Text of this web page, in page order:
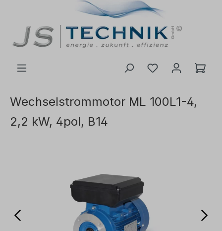
Wechselstrommotor ML 100L1-4,
2,2 kW, 4pol, B14